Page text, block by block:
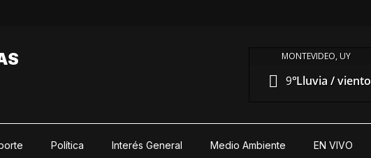
MONTEVIDEO, UY
9°Lluvia / viento
Política Interés General Medio Ambiente EN VIVO